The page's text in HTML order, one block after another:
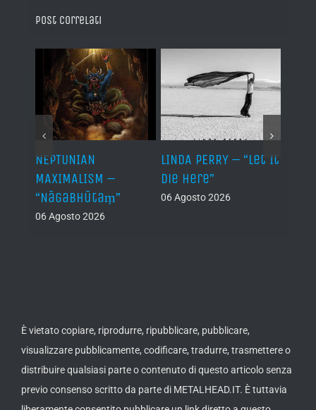
Post correlati
NEPTUNIAN
MAXIMALISM –
“Nāgabhūtaṃ”
06 Agosto 2026
LINDA PERRY – “Let It
Die Here”
06 Agosto 2026
È vietato copiare, riprodurre, ripubblicare, pubblicare,
visualizzare pubblicamente, codificare, tradurre, trasmettere o
distribuire qualsiasi parte o contenuto di questo articolo senza
previo consenso scritto da parte di METALHEAD.IT. È tuttavia